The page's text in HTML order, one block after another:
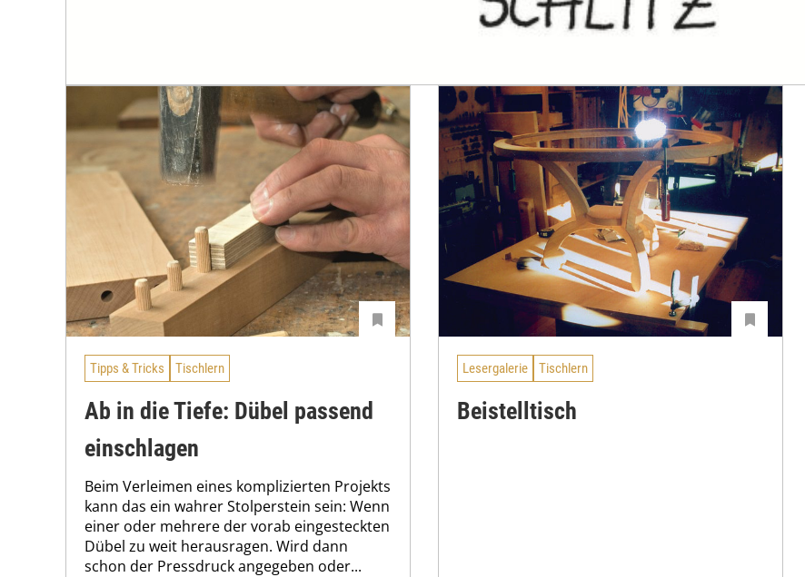
Tipps & Tricks Tischlern
Ab in die Tiefe: Dübel passend
einschlagen
Beim Verleimen eines komplizierten Projekts
kann das ein wahrer Stolperstein sein: Wenn
einer oder mehrere der vorab eingesteckten
Dübel zu weit herausragen. Wird dann
schon der Pressdruck angegeben oder...
Lesergalerie Tischlern
Beistelltisch